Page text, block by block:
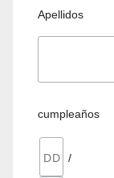
Apellidos
cumpleaños
/